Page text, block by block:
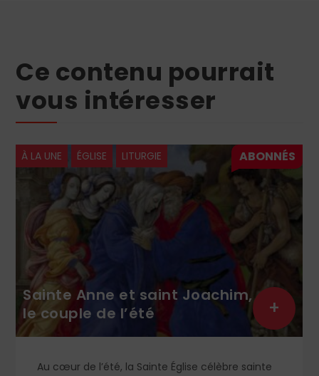
Ce contenu pourrait
vous intéresser
À LA UNE ÉGLISE LITURGIE
Sainte Anne et saint Joachim,
le couple de l’été
Au cœur de l’été, la Sainte Église célèbre sainte
+